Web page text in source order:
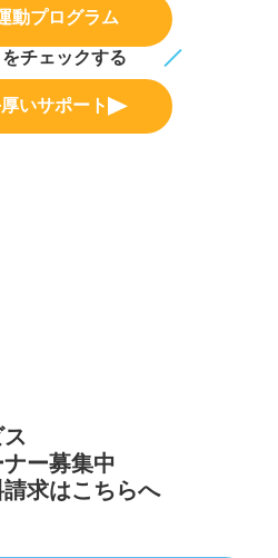
動プログラム
チェックする
いサポート
ー募集中
求はこちらへ